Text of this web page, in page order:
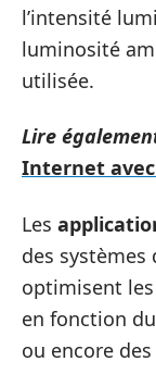
l’intensité
luminosité
utilisée.
Lire
Internet
Les
des systèmes
optimisent
en fonction
ou encore